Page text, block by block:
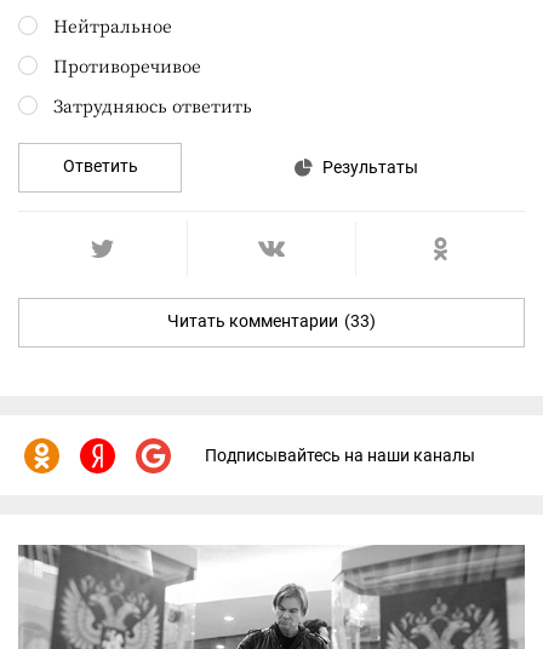
Нейтральное
Противоречивое
Затрудняюсь ответить
Ответить Результаты
Читать комментарии (33)
Подписывайтесь на наши каналы